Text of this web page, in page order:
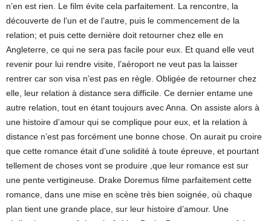
n’en est rien. Le film évite cela parfaitement. La rencontre, la
découverte de l’un et de l’autre, puis le commencement de la
relation; et puis cette dernière doit retourner chez elle en
Angleterre, ce qui ne sera pas facile pour eux. Et quand elle veut
revenir pour lui rendre visite, l’aéroport ne veut pas la laisser
rentrer car son visa n’est pas en règle. Obligée de retourner chez
elle, leur relation à distance sera difficile. Ce dernier entame une
autre relation, tout en étant toujours avec Anna. On assiste alors à
une histoire d’amour qui se complique pour eux, et la relation à
distance n’est pas forcément une bonne chose. On aurait pu croire
que cette romance était d’une solidité à toute épreuve, et pourtant
tellement de choses vont se produire ,que leur romance est sur
une pente vertigineuse. Drake Doremus filme parfaitement cette
romance, dans une mise en scène très bien soignée, où chaque
plan tient une grande place, sur leur histoire d’amour. Une